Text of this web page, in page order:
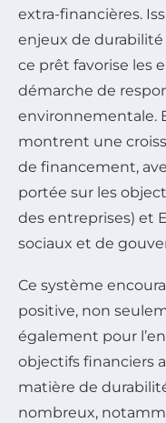
extra-financières.
enjeux de
ce prêt favorise les
démarche de
environnementale.
montrent une
de financement,
portée sur les
des entreprises) et
sociaux et de
Ce système
positive, non
également pour
objectifs financiers
matière de
nombreux,